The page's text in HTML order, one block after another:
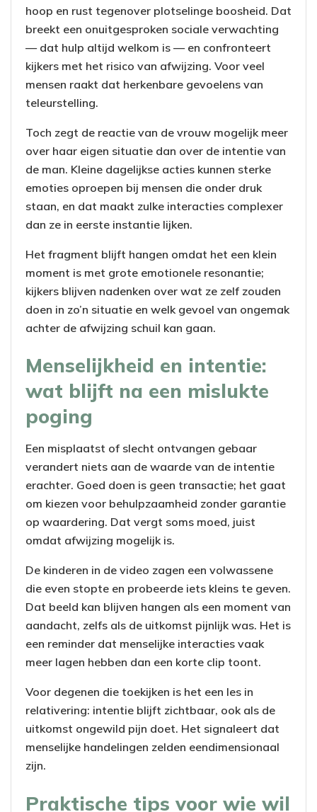
hoop en rust tegenover plotselinge boosheid. Dat
breekt een onuitgesproken sociale verwachting
— dat hulp altijd welkom is — en confronteert
kijkers met het risico van afwijzing. Voor veel
mensen raakt dat herkenbare gevoelens van
teleurstelling.
Toch zegt de reactie van de vrouw mogelijk meer
over haar eigen situatie dan over de intentie van
de man. Kleine dagelijkse acties kunnen sterke
emoties oproepen bij mensen die onder druk
staan, en dat maakt zulke interacties complexer
dan ze in eerste instantie lijken.
Het fragment blijft hangen omdat het een klein
moment is met grote emotionele resonantie;
kijkers blijven nadenken over wat ze zelf zouden
doen in zo’n situatie en welk gevoel van ongemak
achter de afwijzing schuil kan gaan.
Menselijkheid en intentie:
wat blijft na een mislukte
poging
Een misplaatst of slecht ontvangen gebaar
verandert niets aan de waarde van de intentie
erachter. Goed doen is geen transactie; het gaat
om kiezen voor behulpzaamheid zonder garantie
op waardering. Dat vergt soms moed, juist
omdat afwijzing mogelijk is.
De kinderen in de video zagen een volwassene
die even stopte en probeerde iets kleins te geven.
Dat beeld kan blijven hangen als een moment van
aandacht, zelfs als de uitkomst pijnlijk was. Het is
een reminder dat menselijke interacties vaak
meer lagen hebben dan een korte clip toont.
Voor degenen die toekijken is het een les in
relativering: intentie blijft zichtbaar, ook als de
uitkomst ongewild pijn doet. Het signaleert dat
menselijke handelingen zelden eendimensionaal
zijn.
Praktische tips voor wie wil